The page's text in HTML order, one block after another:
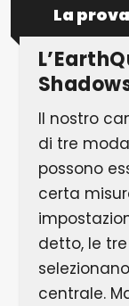
La prova
Il nostro
di tre
possono
certa
detto, le
centrale.